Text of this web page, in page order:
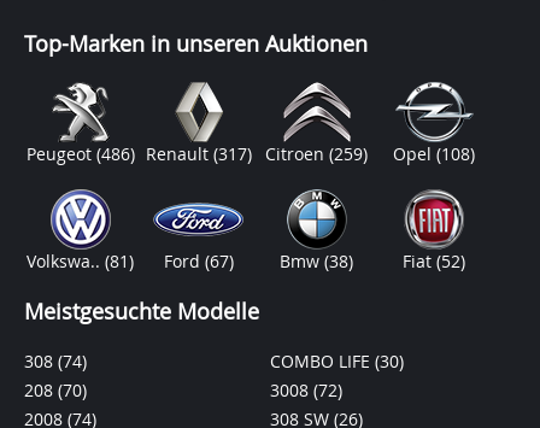
Top-Marken in unseren Auktionen
Peugeot (486) Renault (317) Citroen(259) Opel(108)
Volkswa..(81) Ford (67) Bmw(38) Fiat(52)
Meistgesuchte Modelle
308 (74)
208 (70)
2008 (74)
COMBO LIFE (30)
3008 (72)
308 SW (26)